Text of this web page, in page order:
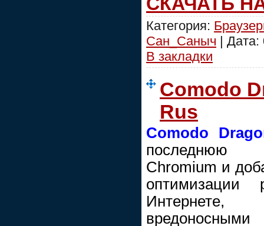
Категория:
Сан_Саныч | Дата:
В закладки
Comodo
Rus
Comodo
последнюю
Chromium и
оптимизации
Интернете,